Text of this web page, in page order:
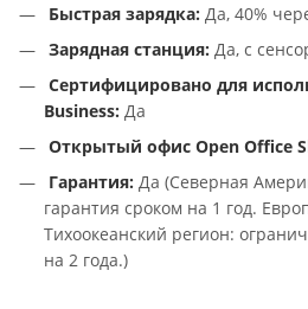
Быстрая зарядка: Да, 40%
Зарядная станция: Да, с
Сертифицировано для
Business: Да
Открытый офис Open Office
Гарантия: Да (Северная
гарантия сроком на 1 год.
Тихоокеанский регион:
на 2 года.)